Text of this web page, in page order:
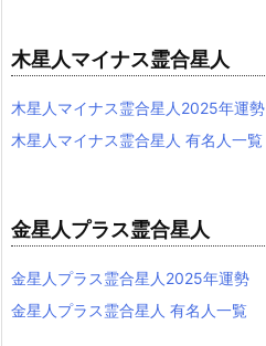
木星人マイナス霊合星人
木星人マイナス霊合星人2025年運勢
木星人マイナス霊合星人 有名人一覧
金星人プラス霊合星人
金星人プラス霊合星人2025年運勢
金星人プラス霊合星人 有名人一覧